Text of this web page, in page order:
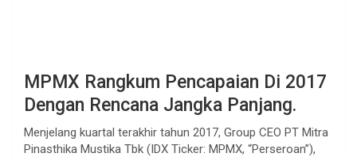
MPMX Rangkum Pencapaian Di 2017
Dengan Rencana Jangka Panjang.
Menjelang kuartal terakhir tahun 2017, Group CEO PT Mitra
Pinasthika Mustika Tbk (IDX Ticker: MPMX, “Perseroan”),